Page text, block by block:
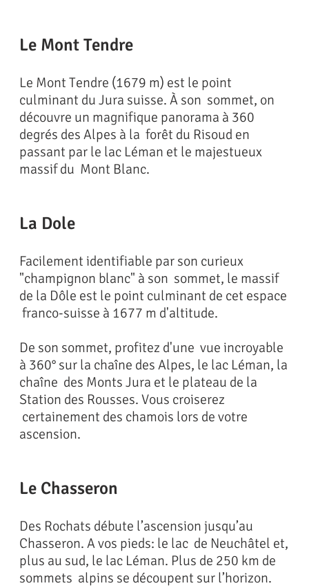
Le Mont Tendre
Le Mont Tendre (1679 m) est le point
culminant du Jura suisse. À son sommet, on
découvre un magnifique panorama à 360
degrés des Alpes à la forêt du Risoud en
passant par le lac Léman et le majestueux
massif du Mont Blanc.
La Dole
Facilement identifiable par son curieux
"champignon blanc" à son sommet, le massif
de la Dôle est le point culminant de cet espace
franco-suisse à 1677 m d'altitude.
De son sommet, profitez d'une vue incroyable
à 360° sur la chaîne des Alpes, le lac Léman, la
chaîne des Monts Jura et le plateau de la
Station des Rousses. Vous croiserez
certainement des chamois lors de votre
ascension.
Le Chasseron
Des Rochats débute l’ascension jusqu’au
Chasseron. A vos pieds: le lac de Neuchâtel et,
plus au sud, le lac Léman. Plus de 250 km de
sommets alpins se découpent sur l’horizon.